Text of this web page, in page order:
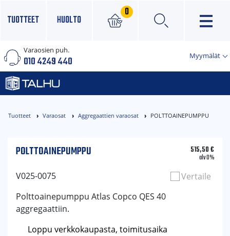
TUOTTEET HUOLTO
0
×
Varaosien puh.
010 4249 440 Myymälät
Tuotteet Varaosat Aggregaattien varaosat POLTTOAINEPUMPPU
POLTTOAINEPUMPPU 515,50€
alv 0%
V025-0075
Vertaile
Polttoainepumppu Atlas Copco QES 40
aggregaattiin.
Loppu verkkokaupasta, toimitusaika